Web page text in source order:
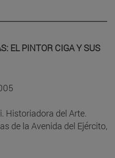
EL PINTOR CIGA Y SUS
Historiadora del Arte.
de la Avenida del Ejército,